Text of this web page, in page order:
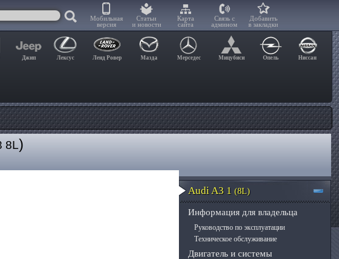
Мобильная
версия
Статьи
и новости
Карта
сайта
Связь с
админом
Добавить
в закладки
Джип Лексус Ленд Ровер Мазда Мерседес Мицубиси Опель Ниссан
8L)
Audi A3 1 (8L)
Информация для владельца
Руководство по эксплуатации
Техническое обслуживание
Двигатель и системы